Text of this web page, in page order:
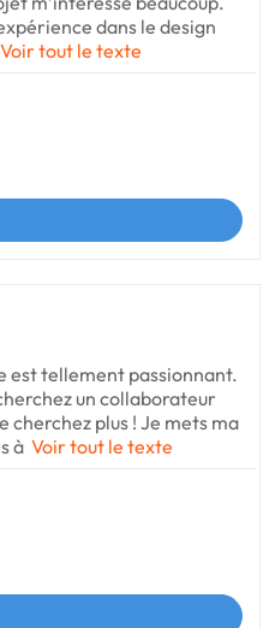
dans le design
Voir tout le texte
est tellement passionnant.
un collaborateur
cherchez plus ! Je mets ma
à Voir tout le texte